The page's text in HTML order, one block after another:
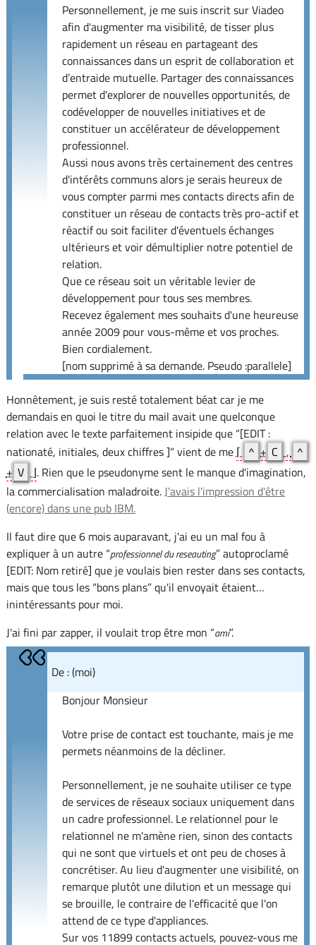
Personnellement, je me suis inscrit sur Viadeo
afin d'augmenter ma visibilité, de tisser plus
rapidement un réseau en partageant des
connaissances dans un esprit de collaboration et
d’entraide mutuelle. Partager des connaissances
permet d'explorer de nouvelles opportunités, de
codévelopper de nouvelles initiatives et de
constituer un accélérateur de développement
professionnel.
Aussi nous avons très certainement des centres
d'intérêts communs alors je serais heureux de
vous compter parmi mes contacts directs afin de
constituer un réseau de contacts très pro-actif et
réactif ou soit faciliter d'éventuels échanges
ultérieurs et voir démultiplier notre potentiel de
relation.
Que ce réseau soit un véritable levier de
développement pour tous ses membres.
Recevez également mes souhaits d'une heureuse
année 2009 pour vous-même et vos proches.
Bien cordialement.
[nom supprimé à sa demande. Pseudo :parallele]
Honnêtement, je suis resté totalement béat car je me
demandais en quoi le titre du mail avait une quelconque
relation avec le texte parfaitement insipide que “[EDIT :
nationaté, initiales, deux chiffres ]” vient de me⌈ ^ + C , ^
+ V ⌋. Rien que le pseudonyme sent le manque d'imagination,
la commercialisation maladroite.J'avais l'impression d'être
(encore) dans une pub IBM.
Il faut dire que 6 mois auparavant, j'ai eu un mal fou à
expliquer à un autre “professionnel du reseauting” autoproclamé
[EDIT: Nom retiré] que je voulais bien rester dans ses contacts,
mais que tous les “bons plans” qu'il envoyait étaient…
inintéressants pour moi.
J'ai fini par zapper, il voulait trop être mon “ami”.
De : (moi)
Bonjour Monsieur
Votre prise de contact est touchante, mais je me
permets néanmoins de la décliner.
Personnellement, je ne souhaite utiliser ce type
de services de réseaux sociaux uniquement dans
un cadre professionnel. Le relationnel pour le
relationnel ne m'amène rien, sinon des contacts
qui ne sont que virtuels et ont peu de choses à
concrétiser. Au lieu d'augmenter une visibilité, on
remarque plutôt une dilution et un message qui
se brouille, le contraire de l'efficacité que l'on
attend de ce type d'appliances.
Sur vos 11899 contacts actuels, pouvez-vous me